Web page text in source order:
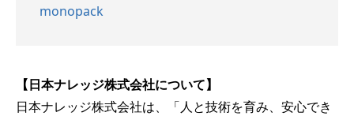
monopack
【日本ナレッジ株式会社について】
日本ナレッジ株式会社は、「人と技術を育み、安心でき